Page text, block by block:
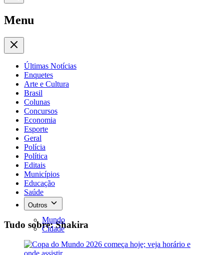
Menu
Últimas Notícias
Enquetes
Arte e Cultura
Brasil
Colunas
Concursos
Economia
Esporte
Geral
Polícia
Política
Editais
Municípios
Educação
Saúde
Outros
Mundo
Cidade
Tudo sobre: Shakira